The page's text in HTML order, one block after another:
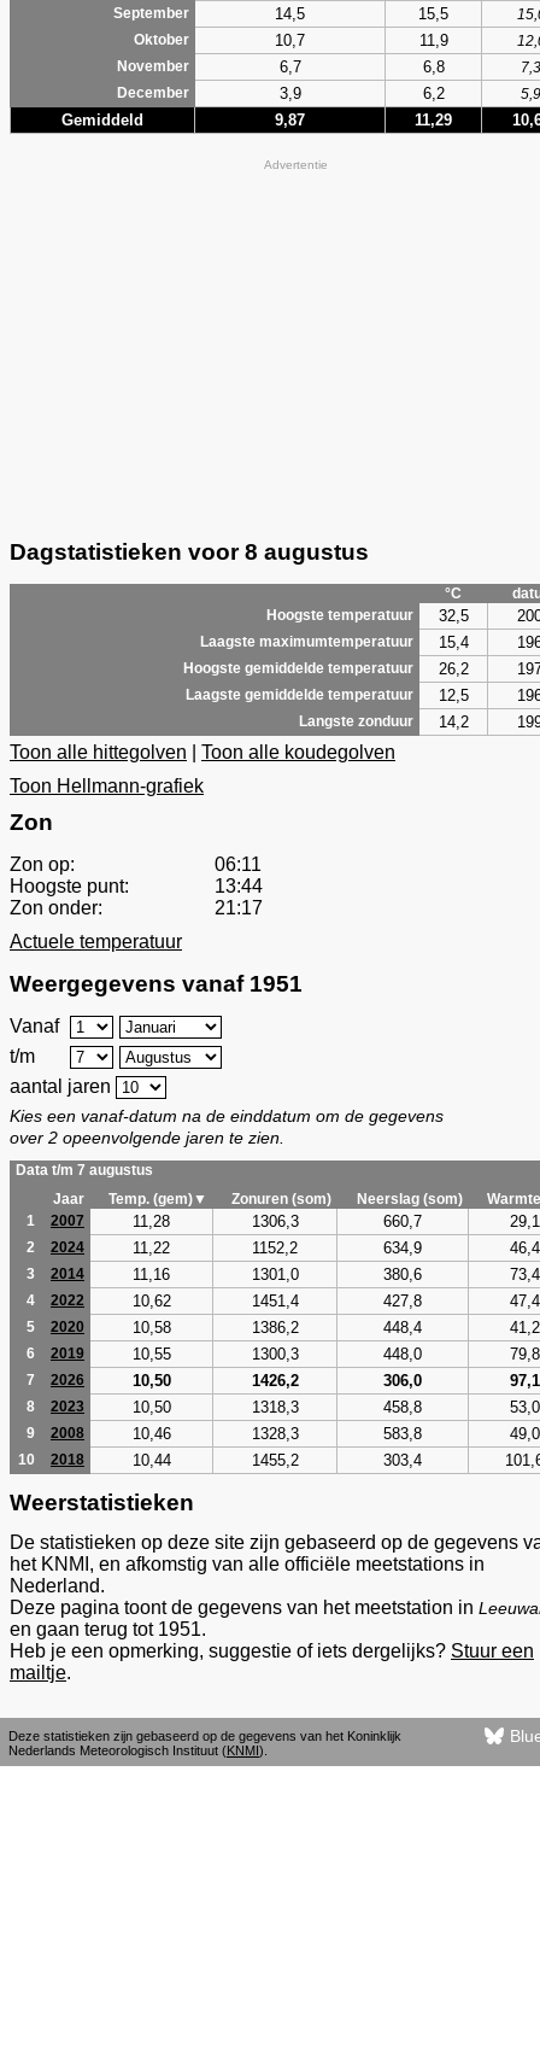
September
14,5 15,5
Oktober
10,7 11,9
November
6,7 6,8
7,3
December
3,9 6,2 5,9
Gemiddeld 9,87 11,29
Advertentie
Dagstatistieken voor 8 augustus
°C
Hoogste temperatuur
32,5
Laagste maximumtemperatuur 15,4
Hoogste gemiddelde temperatuur 26,2
Laagste gemiddelde temperatuur 12,5
Langste zonduur 14,2
Toon alle hittegolven
Toon alle koudegolven
Toon Hellmann-grafiek
Zon
Zon op:
06:11
Hoogste punt:
13:44
Zon onder:
21:17
Actuele temperatuur
Weergegevens vanaf 1951
Vanaf
t/m
aantal jaren
Kies een vanaf-datum na de einddatum om de gegevens
over 2 opeenvolgende jaren te zien.
Data t/m 7 augustus
Jaar
Temp. (gem)▼ Zonuren (som) Neerslag (som)
1
2007 11,28 1306,3 660,7 29,1
2 2024 11,22 1152,2 634,9 46,4
3 2014 11,16 1301,0 380,6 73,4
4 2022 10,62 1451,4 427,8 47,4
5 2020 10,58 1386,2 448,4 41,2
6 2019 10,55 1300,3 448,0 79,8
7 2026 10,50 1426,2 306,0 97,1
8 2023 10,50 1318,3 458,8 53,0
9 2008 10,46 1328,3 583,8 49,0
10 2018 10,44 1455,2 303,4
Weerstatistieken
De statistieken op deze site zijn gebaseerd op de gegevens
het KNMI, en afkomstig van alle officiële meetstations in
Nederland.
Deze pagina toont de gegevens van het meetstation in
en gaan terug tot 1951.
Heb je een opmerking, suggestie of iets dergelijks? Stuur een
mailtje.
Deze statistieken zijn gebaseerd op de gegevens van het Koninklijk
Nederlands Meteorologisch Instituut (KNMI).